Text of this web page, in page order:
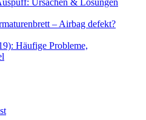
Ursachen & Lösungen
– Airbag defekt?
Häufige Probleme,